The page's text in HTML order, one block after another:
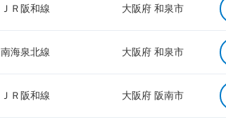
ＪＲ阪和線 大阪府 和泉市
南海泉北線 大阪府 和泉市
ＪＲ阪和線 大阪府 阪南市